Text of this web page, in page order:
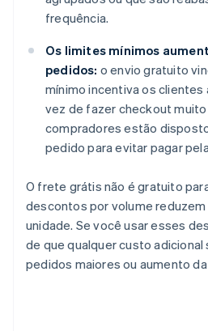
frequência.
Os limites mínimos
pedidos: o envio gratuito
mínimo incentiva os clientes
vez de fazer checkout
compradores estão
pedido para evitar pagar
O frete grátis não é gratuito
descontos por volume
unidade. Se você usar esses
de que qualquer custo
pedidos maiores ou aumento